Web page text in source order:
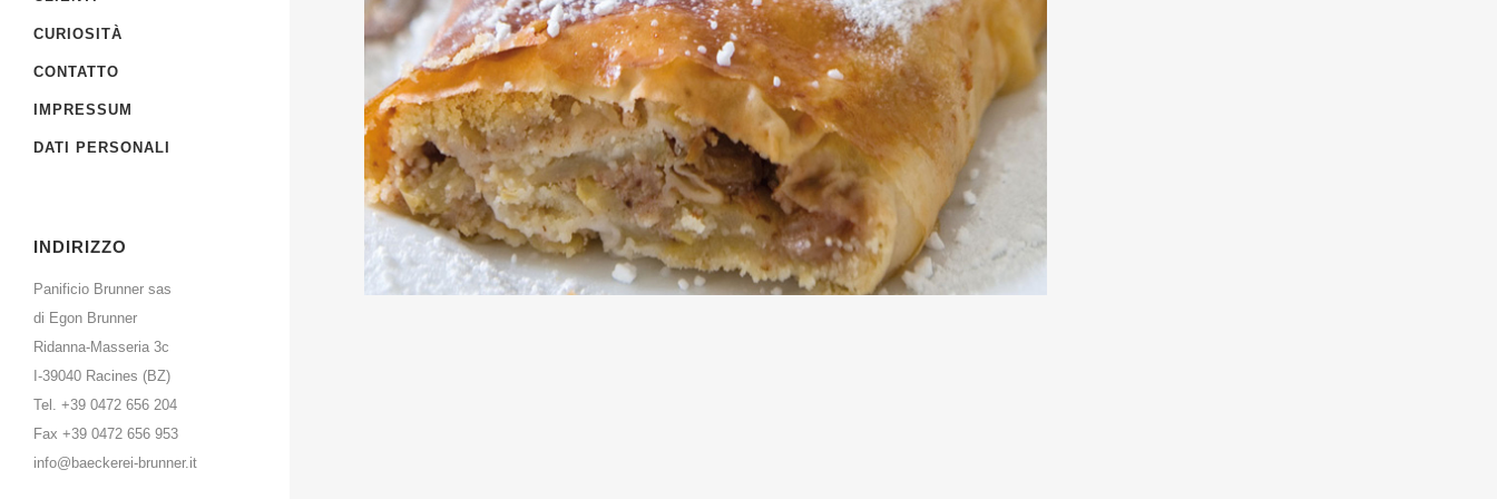
CURIOSITÀ
CONTATTO
IMPRESSUM
DATI PERSONALI
INDIRIZZO
Panificio Brunner sas
di Egon Brunner
Ridanna-Masseria 3c
I-39040 Racines (BZ)
Tel. +39 0472 656 204
Fax +39 0472 656 953
info@baeckerei-brunner.it